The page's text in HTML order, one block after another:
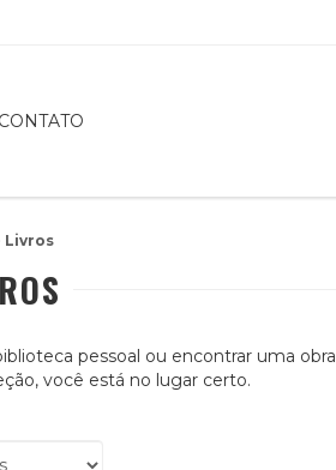
CONTATO
Livros
pessoal ou encontrar uma obra
você está no lugar certo.